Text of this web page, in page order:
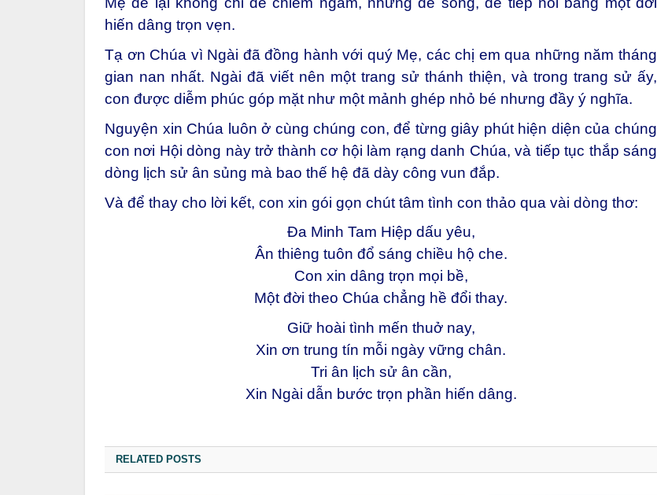
hiến dâng trọn vẹn.
Tạ ơn Chúa vì Ngài đã đồng hành với quý Mẹ, các chị em qua những năm tháng
gian nan nhất. Ngài đã viết nên một trang sử thánh thiện, và trong trang sử ấy,
con được diễm phúc góp mặt như một mảnh ghép nhỏ bé nhưng đầy ý nghĩa.
Nguyện xin Chúa luôn ở cùng chúng con, để từng giây phút hiện diện của chúng
con nơi Hội dòng này trở thành cơ hội làm rạng danh Chúa, và tiếp tục thắp sáng
dòng lịch sử ân sủng mà bao thế hệ đã dày công vun đắp.
Và để thay cho lời kết, con xin gói gọn chút tâm tình con thảo qua vài dòng thơ:
ĐaMinh Tam Hiệp dấu yêu,
Ân thiêng tuôn đổ sáng chiều hộ che.
Con xin dâng trọn mọi bề,
Một đời theo Chúa chẳng hề đổi thay.
Giữ hoài tình mến thuở nay,
Xin ơn trung tín mỗi ngày vững chân.
Tri ân lịch sử ân cần,
Xin Ngài dẫn bước trọn phần hiến dâng.
RELATED POSTS